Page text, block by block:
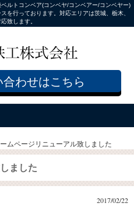
ルトコンベア(コンベヤ/コンベアー/コンベヤー)
を行っております。対応エリアは茨城、栃木、
致します。
わせはこちら
ムページリニューアル致しました
ました
2017/02/22